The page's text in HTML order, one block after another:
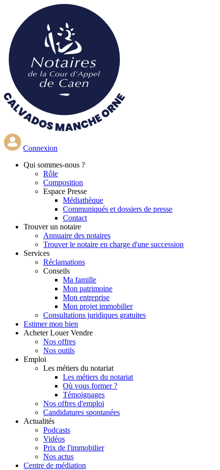
contenu
principal
Connexion
Qui sommes-nous ?
Rôle
Composition
Espace Presse
Médiathèque
Communiqués et dossiers de presse
Contact
Trouver un notaire
Annuaire des notaires
Trouver le notaire en charge d'une succession
Services
Réclamations
Conseils
Ma famille
Mon patrimoine
Mon entreprise
Mon projet immobilier
Consultations juridiques gratuites
Estimer mon bien
Acheter Louer Vendre
Nos offres
Nos outils
Emploi
Les métiers du notariat
Les métiers du notariat
Où vous former ?
Témoignages
Nos offres d'emploi
Candidatures spontanées
Actualités
Podcasts
Vidéos
Prix de l'immobilier
Nos actus
Centre de médiation